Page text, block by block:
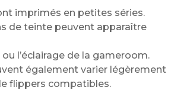
imprimés en petites séries.
de teinte peuvent apparaître
ou l’éclairage de la gameroom.
également varier légèrement
flippers compatibles.